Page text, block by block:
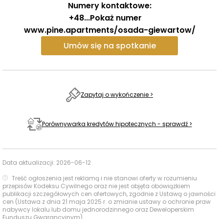
do 46 m, co czyni je idealnym miejscem zarówno dla
miłośników sportów wodnych, jak i amatorów
wypoczynku na łonie natury. Dzięki pierwszej klasie
czystości wód, jezioro jest doskonałym miejscem do
kąpieli, nurkowania oraz wędkowania.
tafla wody oraz sprzyjające wiatry zapewniają
doskonałe warunki do uprawiania sportów wodnych. W
okolicznych miejscowościach, takich jak Powidz czy
Kosewo, znajdują się wypożyczalnie sprzętu wodnego,
Osoby preferujące aktywny wypoczynek na lądzie
mogą korzystać z malowniczych tras rowerowych i
pieszych, które prowadzą przez urokliwe lasy i łąki
Powidzkiego Parku Krajobrazowego. To także idealne
miejsce dla miłośników fotografii przyrodniczej i
Numery kontaktowe:
+48...Pokaż numer
www.pine.apartments/osada-giewartow/
Umów się na spotkanie
Zapytaj o wykończenie >
Porównywarka kredytów hipotecznych - sprawdź >
Data aktualizacji: 2026-06-12
Treść ogłoszenia jest reklamą i nie stanowi oferty w rozumieniu
przepisów Kodeksu Cywilnego oraz nie jest objęta obowiązkiem
publikacji szczegółowych cen ofertowych, zgodnie z Ustawą o jawności
cen (Ustawa z dnia 21 maja 2025 r. o zmianie ustawy o ochronie praw
nabywcy lokalu lub domu jednorodzinnego oraz Deweloperskim
Funduszu Gwarancyjnym).